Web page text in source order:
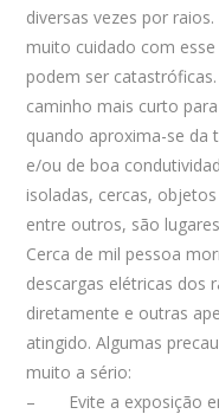
diversas vezes por
muito cuidado com
podem ser
caminho mais curto
quando aproxima-se da
e/ou de boa
isoladas, cercas,
entre outros, são
Cerca de mil pessoa
descargas elétricas dos
diretamente e outras
atingido. Algumas
muito a sério:
– Evite a exposição